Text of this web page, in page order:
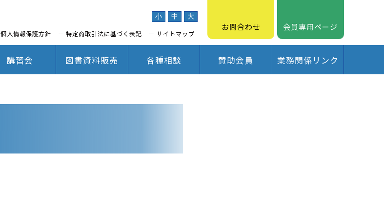
小 中 大
個人情報保護方針 特定商取引法に基づく表記 サイトマップ
お問合わせ 会員専用ページ
講習会 図書資料販売 各種相談 賛助会員 業務関係リンク